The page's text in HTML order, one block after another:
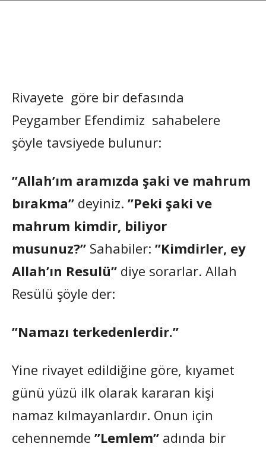
Rivayete göre bir defasında
Peygamber Efendimiz sahabelere
şöyle tavsiyede bulunur:
”Allah’ım aramızda şaki ve mahrum
bırakma” deyiniz. ”Peki şaki ve
mahrum kimdir, biliyor
musunuz?” Sahabiler: ”Kimdirler, ey
Allah’ın Resulü” diye sorarlar. Allah
Resülü şöyle der:
”Namazı terkedenlerdir.”
Yine rivayet edildiğine göre, kıyamet
günü yüzü ilk olarak kararan kişi
namaz kılmayanlardır. Onun için
cehennemde ”Lemlem” adında bir